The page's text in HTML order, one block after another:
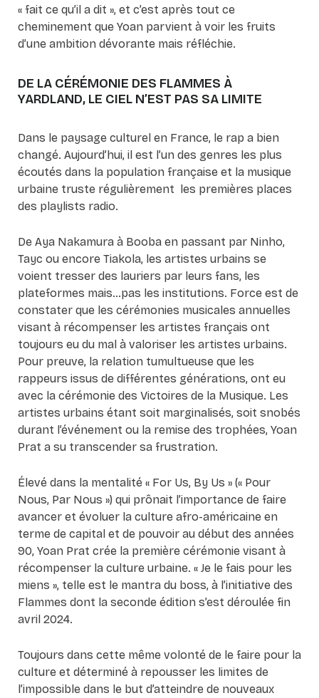
« fait ce qu’il a dit », et c’est après tout ce
cheminement que Yoan parvient à voir les fruits
d’une ambition dévorante mais réfléchie.
DE LA CÉRÉMONIE DES FLAMMES À
YARDLAND, LE CIEL N’EST PAS SA LIMITE
Dans le paysage culturel en France, le rap a bien
changé. Aujourd’hui, il est l’un des genres les plus
écoutés dans la population française et la musique
urbaine truste régulièrement les premières places
des playlists radio.
De Aya Nakamura à Booba en passant par Ninho,
Tayc ou encore Tiakola, les artistes urbains se
voient tresser des lauriers par leurs fans, les
plateformes mais…pas les institutions. Force est de
constater que les cérémonies musicales annuelles
visant à récompenser les artistes français ont
toujours eu du mal à valoriser les artistes urbains.
Pour preuve, la relation tumultueuse que les
rappeurs issus de différentes générations, ont eu
avec la cérémonie des Victoires de la Musique. Les
artistes urbains étant soit marginalisés, soit snobés
durant l’événement ou la remise des trophées, Yoan
Prat a su transcender sa frustration.
Élevé dans la mentalité « For Us, By Us » (« Pour
Nous, Par Nous ») qui prônait l’importance de faire
avancer et évoluer la culture afro-américaine en
terme de capital et de pouvoir au début des années
90, Yoan Prat crée la première cérémonie visant à
récompenser la culture urbaine. « Je le fais pour les
miens », telle est le mantra du boss, à l’initiative des
Flammes dont la seconde édition s’est déroulée fin
avril 2024.
Toujours dans cette même volonté de le faire pour la
culture et déterminé à repousser les limites de
l’impossible dans le but d’atteindre de nouveaux